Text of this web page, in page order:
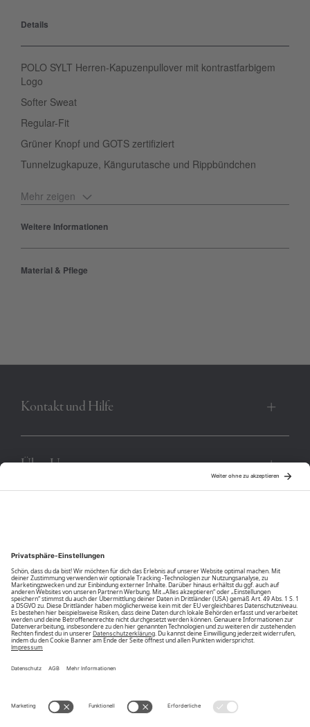
Details
POLO SYLT Herren-Kapuzenpullover mit kontrastfarbigem
Logo
Softer Sweat
Regular-Fit
Grüner Knopf und GOTS zertifiziert
Tunnelzugkapuze, Kängurutasche und Rippbündchen
Mehr zeigen
Weitere Informationen
Material & Pflege
Kontakt und Hilfe
Über Uns
Unsere Vorteile
Unsere Partner